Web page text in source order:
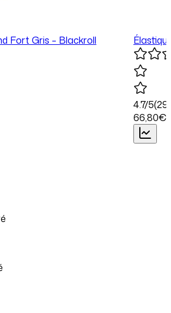
Fort Gris – Blackroll
4.7/5(
66,80€